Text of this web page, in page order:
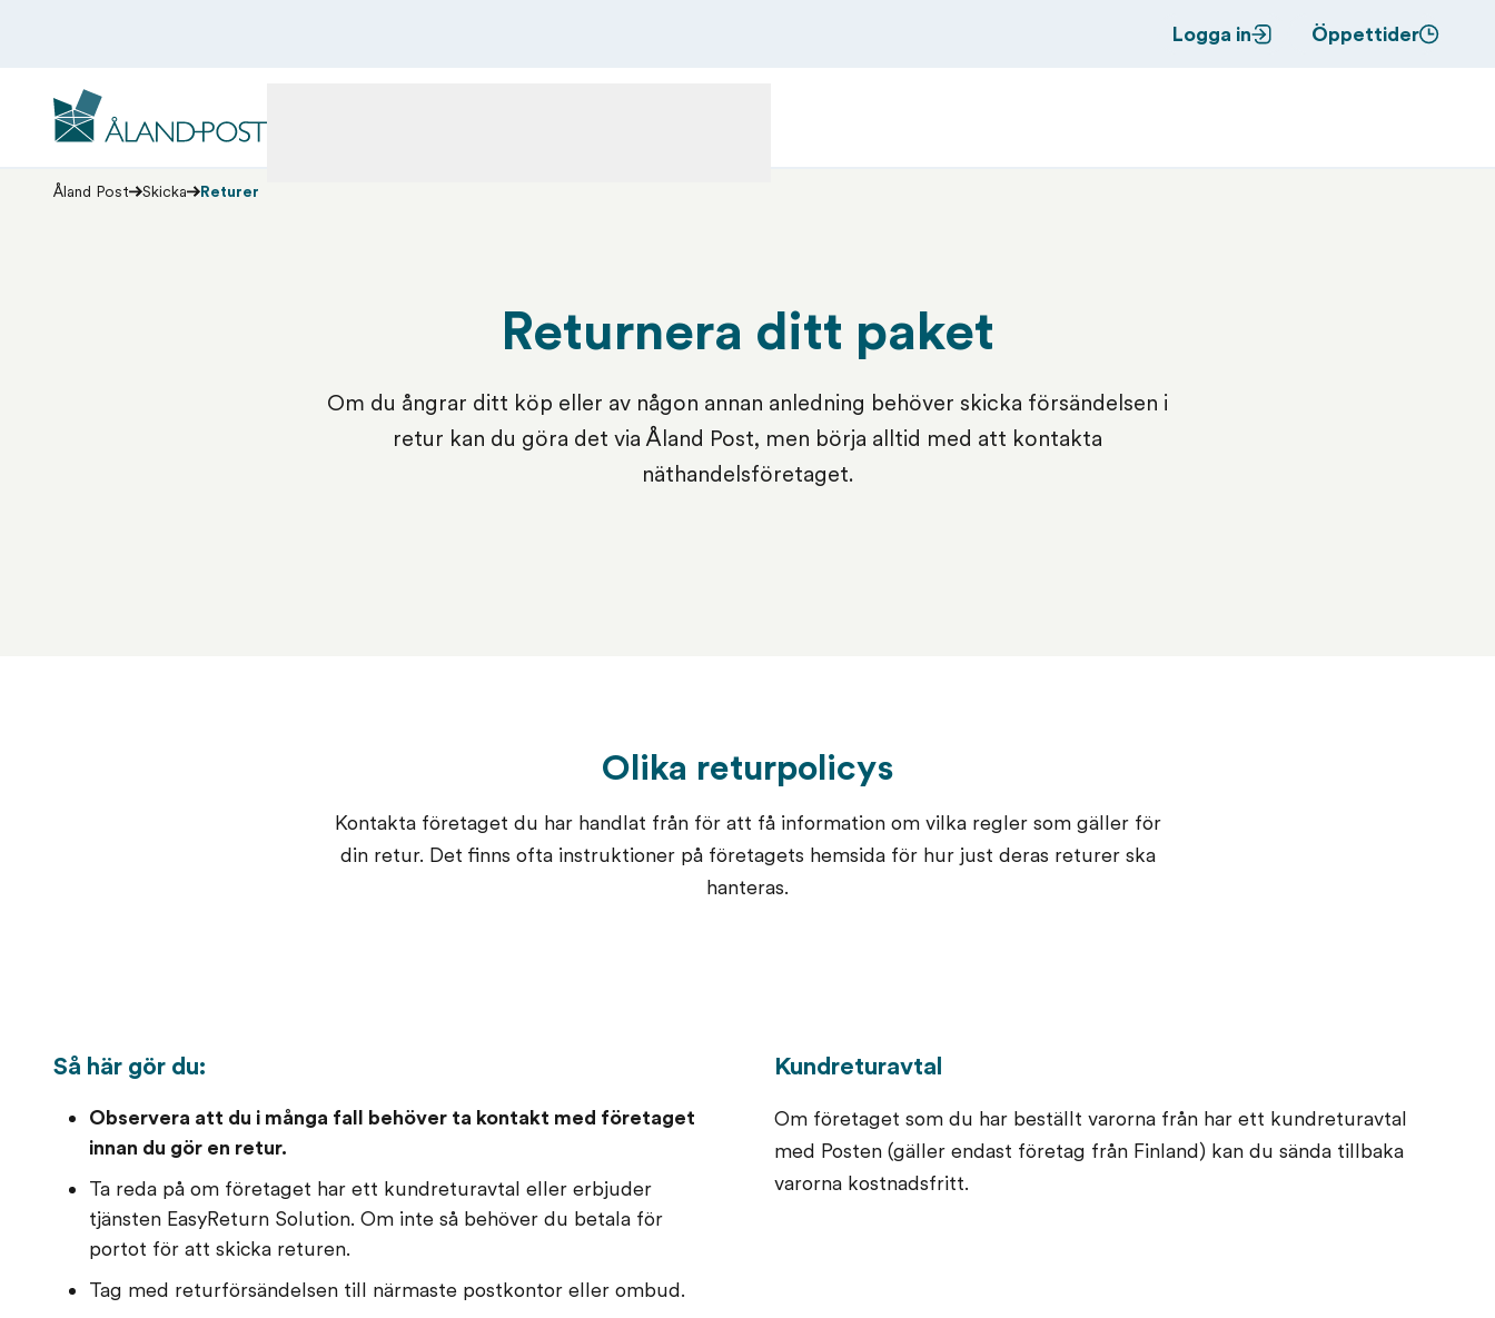
huvudinnehåll
Logga in Öppettider
Åland Post
Åland Post Skicka Returer
Returnera ditt paket
Om du ångrar ditt köp eller av någon annan anledning behöver skicka försändelsen i
retur kan du göra det via Åland Post, men börja alltid med att kontakta
näthandelsföretaget.
Olika returpolicys
Kontakta företaget du har handlat från för att få information om vilka regler som gäller för
din retur. Det finns ofta instruktioner på företagets hemsida för hur just deras returer ska
hanteras.
Så här gör du:
Observera att du i många fall behöver ta kontakt med företaget
innan du gör en retur.
Ta reda på om företaget har ett kundreturavtal eller erbjuder
tjänsten EasyReturn Solution. Om inte så behöver du betala för
portot för att skicka returen.
Tag med returförsändelsen till närmaste postkontor eller ombud.
Kundreturavtal
Om företaget som du har beställt varorna från har ett kundreturavtal
med Posten (gäller endast företag från Finland) kan du sända tillbaka
varorna kostnadsfritt.